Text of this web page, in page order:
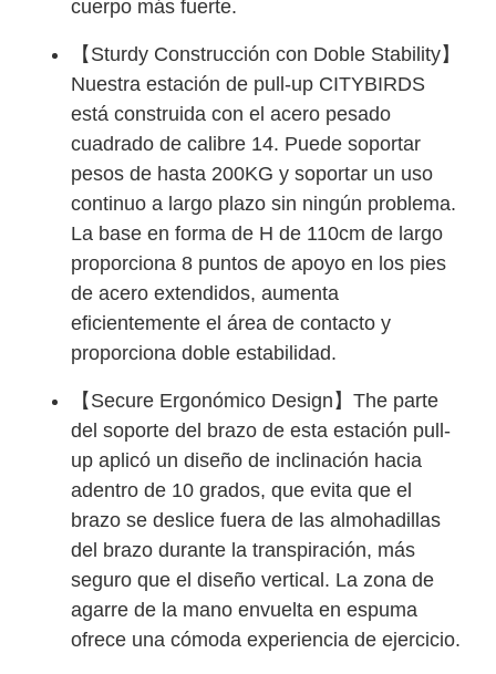
cuerpo más fuerte.
【Sturdy Construcción con Doble Stability】
Nuestra estación de pull-up CITYBIRDS
está construida con el acero pesado
cuadrado de calibre 14. Puede soportar
pesos de hasta 200KG y soportar un uso
continuo a largo plazo sin ningún problema.
La base en forma de H de 110cm de largo
proporciona 8 puntos de apoyo en los pies
de acero extendidos, aumenta
eficientemente el área de contacto y
proporciona doble estabilidad.
【Secure Ergonómico Design】The parte
del soporte del brazo de esta estación pull-
up aplicó un diseño de inclinación hacia
adentro de 10 grados, que evita que el
brazo se deslice fuera de las almohadillas
del brazo durante la transpiración, más
seguro que el diseño vertical. La zona de
agarre de la mano envuelta en espuma
ofrece una cómoda experiencia de ejercicio.